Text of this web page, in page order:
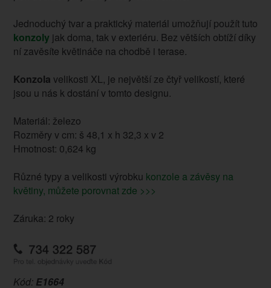
Jednoduchý tvar a praktický materiál umožňují použít tuto
konzoly jak doma, tak v exteriéru. Bez větších obtíží díky
ní zavěsíte květináče na chodbě i terase.
Konzola velikosti XL, je největší ze čtyř velikostí, které
jsou u nás k dostání v tomto designu.
Materiál: železo
Rozměry v cm: š 48,1 x h 32,3 x v 2
Hmotnost: 0,624 kg
Různé typy a velikosti výrobku konzole a závěsy na
květiny, můžete porovnat zde >>>
Záruka: 2 roky
Kód: E1664